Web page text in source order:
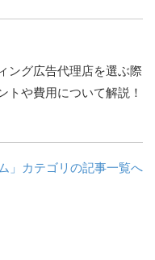
ング広告代理店を選ぶ際
トや費用について解説！
」カテゴリの記事一覧へ